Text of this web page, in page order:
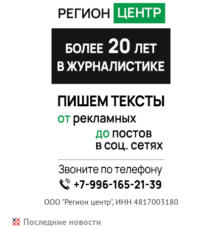
ООО "Регион центр", ИНН 4817003180
Последние новости